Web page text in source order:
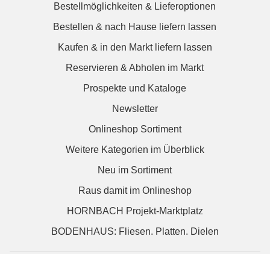
Bestellmöglichkeiten & Lieferoptionen
Bestellen & nach Hause liefern lassen
Kaufen & in den Markt liefern lassen
Reservieren & Abholen im Markt
Prospekte und Kataloge
Newsletter
Onlineshop Sortiment
Weitere Kategorien im Überblick
Neu im Sortiment
Raus damit im Onlineshop
HORNBACH Projekt-Marktplatz
BODENHAUS: Fliesen. Platten. Dielen